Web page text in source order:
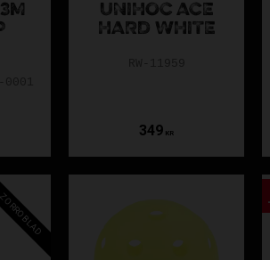
UNIHOC ACE
HARD WHITE
349 KR